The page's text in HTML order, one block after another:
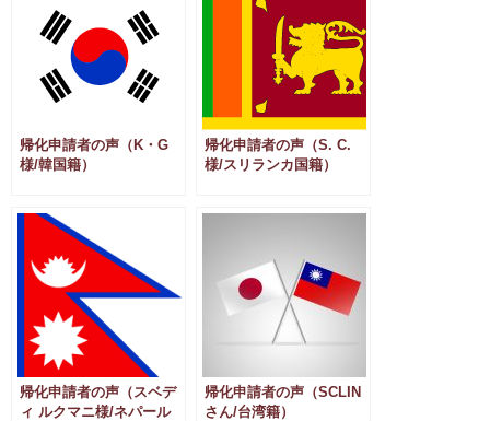
帰化申請者の声（K・G
様/韓国籍）
帰化申請者の声（S. C.
様/スリランカ国籍）
帰化申請者の声（スベデ
ィ ルクマニ様/ネパール
帰化申請者の声（SCLIN
さん/台湾籍）